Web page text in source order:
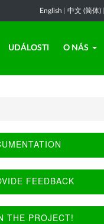
English 中文 (简体)
UDÁLOSTI O NÁS
FEEDBACK
THE PROJECT!